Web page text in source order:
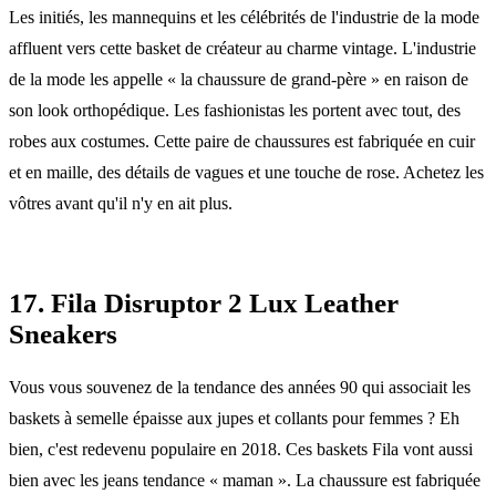
Les initiés, les mannequins et les célébrités de l'industrie de la mode
affluent vers cette basket de créateur au charme vintage. L'industrie
de la mode les appelle « la chaussure de grand-père » en raison de
son look orthopédique. Les fashionistas les portent avec tout, des
robes aux costumes. Cette paire de chaussures est fabriquée en cuir
et en maille, des détails de vagues et une touche de rose. Achetez les
vôtres avant qu'il n'y en ait plus.
17. Fila Disruptor 2 Lux Leather
Sneakers
Vous vous souvenez de la tendance des années 90 qui associait les
baskets à semelle épaisse aux jupes et collants pour femmes ? Eh
bien, c'est redevenu populaire en 2018. Ces baskets Fila vont aussi
bien avec les jeans tendance « maman ». La chaussure est fabriquée